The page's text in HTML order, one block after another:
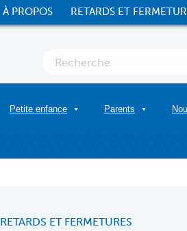
À PROPOS RETARDS ET
Petite enfance Parents
RETARDS ET FERMETURES